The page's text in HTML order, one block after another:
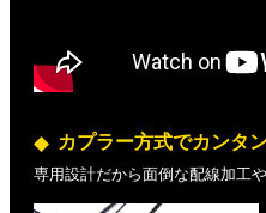
カプラー方式でカンタ
専用設計だから面倒な配線加工